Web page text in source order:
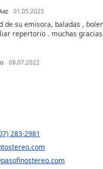
01.05.2025
de su emisora, baladas ,
repertorio . muchas gracias
08.07.2022
283-2981